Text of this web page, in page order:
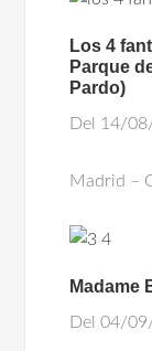
Los 4
Parque
Pardo)
Del 14/
Madrid –
Madame
Del 04/